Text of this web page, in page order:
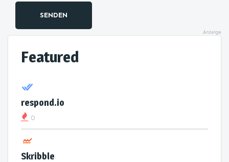
SENDEN
Anzeige
Featured
respond.io
0
Skribble